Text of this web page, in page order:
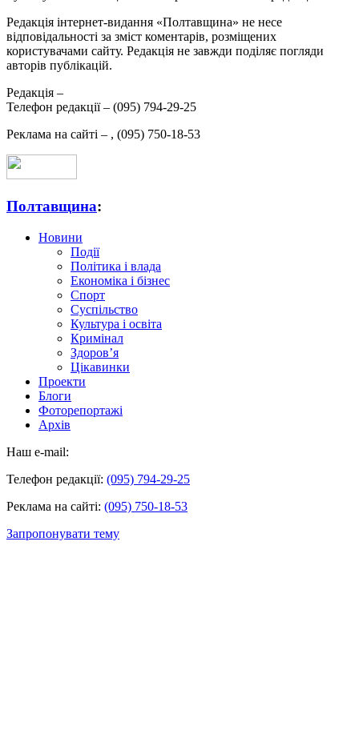
Редакція інтернет-видання «Полтавщина» не несе
відповідальності за зміст коментарів, розміщених
користувачами сайту. Редакція не завжди поділяє погляди
авторів публікацій.
Редакція –
Телефон редакції – (095) 794-29-25
Реклама на сайті – , (095) 750-18-53
Полтавщина:
Новини
Події
Політика і влада
Економіка і бізнес
Спорт
Суспільство
Культура і освіта
Кримінал
Здоров’я
Цікавинки
Проекти
Блоги
Фоторепортажі
Архів
Наш e-mail:
Телефон редакції: (095) 794-29-25
Реклама на сайті: (095) 750-18-53
Запропонувати тему